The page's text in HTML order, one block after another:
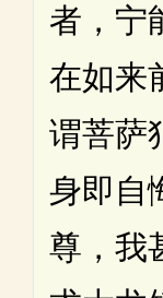
者，宁
在如来
谓菩萨
身即自
尊，我